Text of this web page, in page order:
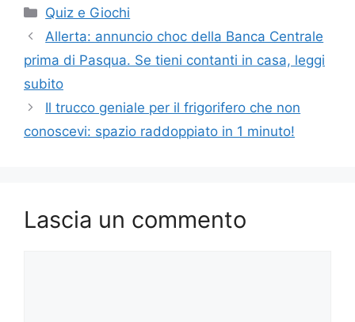
Categorie
Quiz e Giochi
Allerta: annuncio choc della Banca Centrale
prima di Pasqua. Se tieni contanti in casa, leggi
subito
Il trucco geniale per il frigorifero che non
conoscevi: spazio raddoppiato in 1 minuto!
Lascia un commento